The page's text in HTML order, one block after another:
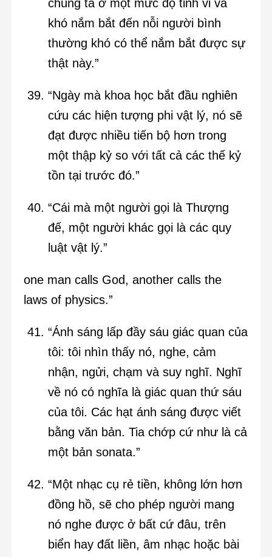
chúng ta ở một mức độ tinh vi và
khó nắm bắt đến nỗi người bình
thường khó có thể nắm bắt được sự
thật này.”
“Ngày mà khoa học bắt đầu nghiên
cứu các hiện tượng phi vật lý, nó sẽ
đạt được nhiều tiến bộ hơn trong
một thập kỷ so với tất cả các thế kỷ
tồn tại trước đó.”
“Cái mà một người gọi là Thượng
đế, một người khác gọi là các quy
luật vật lý.”
one man calls God, another calls the
laws of physics.”
“Ánh sáng lấp đầy sáu giác quan của
tôi: tôi nhìn thấy nó, nghe, cảm
nhận, ngửi, chạm và suy nghĩ. Nghĩ
về nó có nghĩa là giác quan thứ sáu
của tôi. Các hạt ánh sáng được viết
bằng văn bản. Tia chớp cứ như là cả
một bản sonata.”
“Một nhạc cụ rẻ tiền, không lớn hơn
đồng hồ, sẽ cho phép người mang
nó nghe được ở bất cứ đâu, trên
biển hay đất liền, âm nhạc hoặc bài